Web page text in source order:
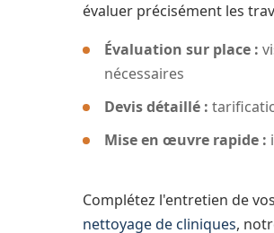
évaluer précisément les
Évaluation sur place :
nécessaires
Devis détaillé :
Mise en œuvre rapide :
Complétez l'entretien de
nettoyage de cliniques,